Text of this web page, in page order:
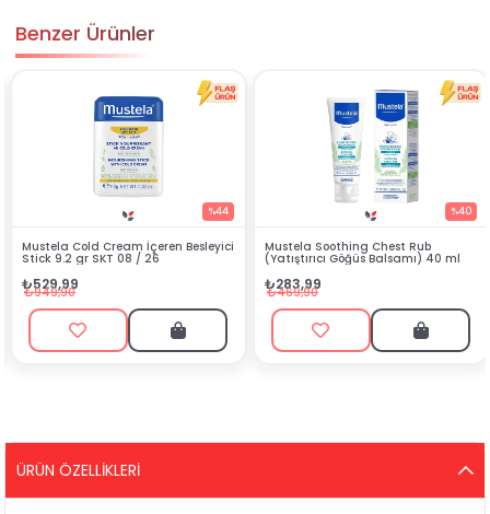
Benzer Ürünler
Atopik Mustela Cold Cream İçeren Besleyici
Stick 9.2 gr SKT 08 / 26
Mustela Soothing
(Yatıştırıcı Göğüs
ÜRÜN ÖZELLIKLERI